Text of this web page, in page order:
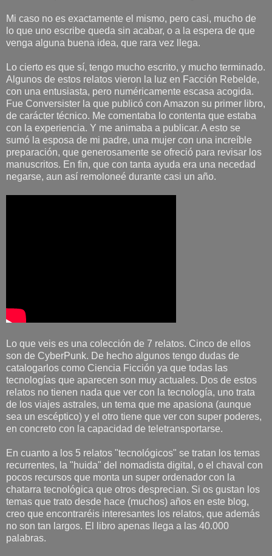
Mi caso no es exactamente el mismo, pero casi, mucho de
lo que uno escribe queda sin acabar, o a la espera de que
venga alguna buena idea, que rara vez llega.
Lo cierto es que sí, tengo mucho escrito, y mucho terminado.
Algunos de estos relatos vieron la luz en Facción Rebelde,
con una entusiasta, pero numéricamente escasa acogida.
Fue Conversister la que publicó con Amazon su primer libro,
de carácter técnico. Me comentaba lo contenta que estaba
con la experiencia. Y me animaba a publicar. A esto se
sumó la esposa de mi padre, una mujer con una increíble
preparación, que generosamente se ofreció para revisar los
manuscritos. En fin, que con tanta ayuda era una necedad
negarse, aun así remoloneé durante casi un año.
Lo que veis es una colección de 7 relatos. Cinco de ellos
son de CyberPunk. De hecho algunos tengo dudas de
catalogarlos como Ciencia Ficción ya que todas las
tecnologías que aparecen son muy actuales. Dos de estos
relatos no tienen nada que ver con la tecnología, uno trata
de los viajes astrales, un tema que me apasiona (aunque
sea un escéptico) y el otro tiene que ver con super poderes,
en concreto con la capacidad de teletransportarse.
En cuanto a los 5 relatos "tecnológicos" se tratan los temas
recurrentes, la "huida" del nomadista digital, o el chaval con
pocos recursos que monta un super ordenador con la
chatarra tecnológica que otros desprecian. Si os gustan los
temas que trato desde hace (muchos) años en este blog,
creo que encontraréis interesantes los relatos, que además
no son tan largos. El libro apenas llega a las 40.000
palabras.